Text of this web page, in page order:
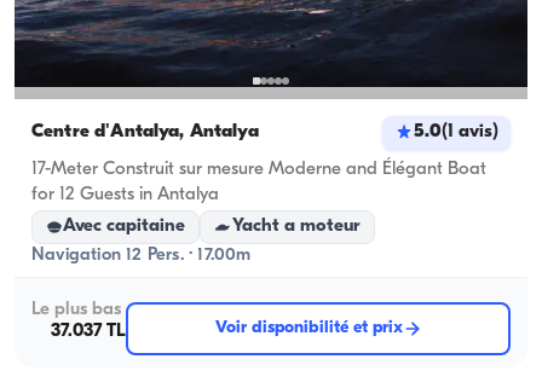
Centre d'Antalya, Antalya 5.0( avis)
17-Meter Construit sur mesure Moderne and Élégant Boat
for 12 Guests in Antalya
Avec capitaine
Yacht a moteur
Navigation 12 Pers. · 17.00m
Le plus bas
37.037 TL
Voir disponibilité et prix